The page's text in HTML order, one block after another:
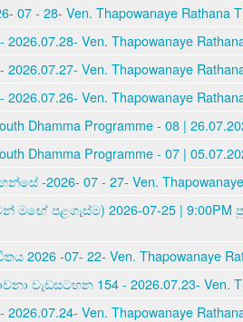
- 28- Ven. Thapowanaye Rathana
Ven. Thapowanaye
Ven. Thapowanaye
Ven. Thapowanaye
Dhamma Programme - 08 |
Dhamma Programme - 07 |
-2026- 07 - 27- Ven. Thapowanaye
මඟේ පළගැස්ම) 2026-07-25 |
-07- 22- Ven. Thapowanaye
වැඩසටහන 154 - 2026.07.23- Ven.
Ven. Thapowanaye